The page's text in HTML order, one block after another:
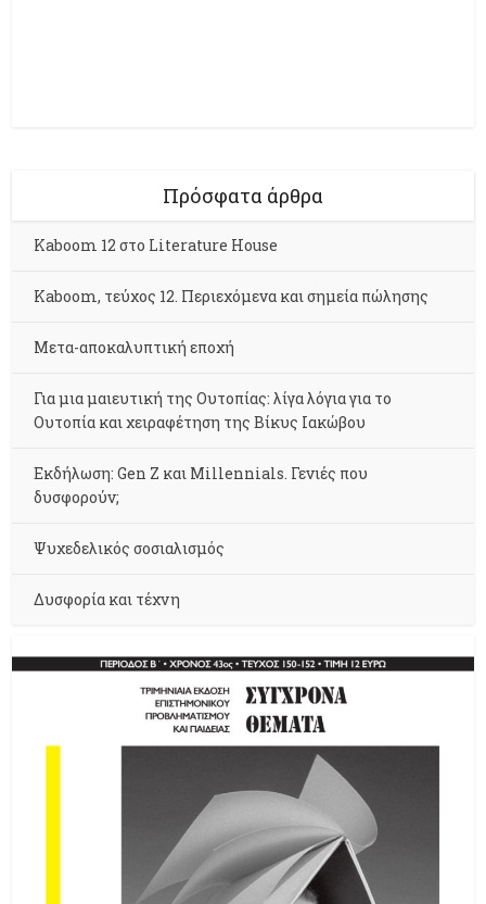
Πρόσφατα άρθρα
Kaboom 12 στο Literature House
Kaboom, τεύχος 12. Περιεχόμενα και σημεία πώλησης
Μετα-αποκαλυπτική εποχή
Για μια μαιευτική της Ουτοπίας: λίγα λόγια για το
Ουτοπία και χειραφέτηση της Βίκυς Ιακώβου
Εκδήλωση: Gen Z και Millennials. Γενιές που
δυσφορούν;
Ψυχεδελικός σοσιαλισμός
Δυσφορία και τέχνη